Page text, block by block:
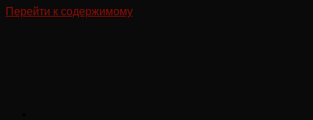
Перейти к содержимому